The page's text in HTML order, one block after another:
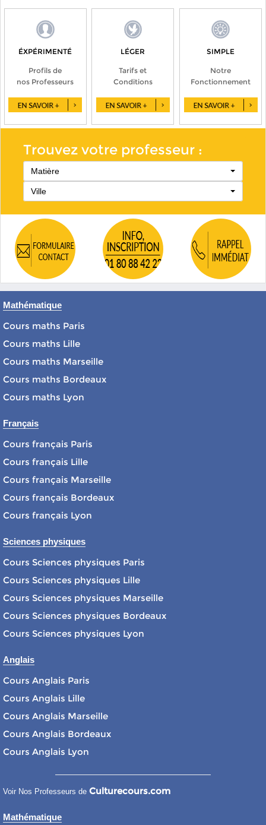
ÉXPÉRIMENTÉ
Profils de
nos Professeurs
LÉGER
Tarifs et
Conditions
SIMPLE
Notre
Fonctionnement
Trouvez votre professeur :
Matière
Ville
Mathématique
Cours maths Paris
Cours maths Lille
Cours maths Marseille
Cours maths Bordeaux
Cours maths Lyon
Français
Cours français Paris
Cours français Lille
Cours français Marseille
Cours français Bordeaux
Cours français Lyon
Sciences physiques
Cours Sciences physiques Paris
Cours Sciences physiques Lille
Cours Sciences physiques Marseille
Cours Sciences physiques Bordeaux
Cours Sciences physiques Lyon
Anglais
Cours Anglais Paris
Cours Anglais Lille
Cours Anglais Marseille
Cours Anglais Bordeaux
Cours Anglais Lyon
Voir Nos Professeurs de Culturecours.com
Mathématique